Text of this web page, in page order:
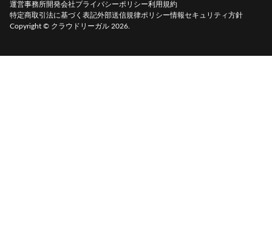
Copyright © クラウドリーガル 2026
運営事務所開発会社プライバシーポリシー利用規約
特定商取引法に基づく表記外部送信規律ポリシー情報セキュリティ方針
もしくは以下の方法で 登録してください